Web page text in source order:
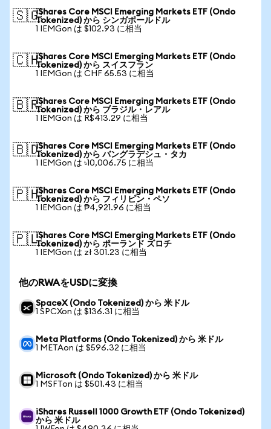
🇸🇬iShares Core MSCI Emerging Markets ETF (Ondo
Tokenized) から シンガポールドル
1 IEMGon は $102.93 に相当
🇨🇭iShares Core MSCI Emerging Markets ETF (Ondo
Tokenized) から スイスフラン
1 IEMGon は CHF 65.53 に相当
🇧🇷iShares Core MSCI Emerging Markets ETF (Ondo
Tokenized) から ブラジル・レアル
1 IEMGon は R$413.29 に相当
🇧🇩iShares Core MSCI Emerging Markets ETF (Ondo
Tokenized) から バングラデシュ・タカ
1 IEMGon は ৳10,006.75 に相当
🇵🇭iShares Core MSCI Emerging Markets ETF (Ondo
Tokenized) から フィリピン・ペソ
1 IEMGon は ₱4,921.96 に相当
🇵🇱iShares Core MSCI Emerging Markets ETF (Ondo
Tokenized) から ポーランド ズロチ
1 IEMGon は zł 301.23 に相当
他のRWAをUSDに変換
SpaceX (Ondo Tokenized) から 米ドル
1 SPCXon は $136.31 に相当
Meta Platforms (Ondo Tokenized) から 米ドル
1 METAon は $596.32 に相当
Microsoft (Ondo Tokenized) から 米ドル
1 MSFTon は $501.43 に相当
iShares Russell 1000 Growth ETF (Ondo Tokenized)
から 米ドル